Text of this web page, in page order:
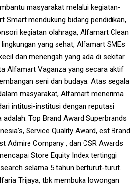
masyarakat melalui kegiatan-
Smart mendukung bidang pendidikan,
kegiatan olahraga, Alfamart Clean
yang sehat, Alfamart SMEs
dan menengah yang ada di sekitar
Alfamart Vaganza yang secara aktif
seni dan budaya. Atas segala
masyarakat, Alfamart menerima
intitusi-institusi dengan reputasi
adalah: Top Brand Award Superbrands
Service Quality Award, est Brand
Admire Company , dan CSR Awards
Store Equity Index tertinggi
selama 5 tahun berturut-turut.
Trijaya, tbk membuka lowongan